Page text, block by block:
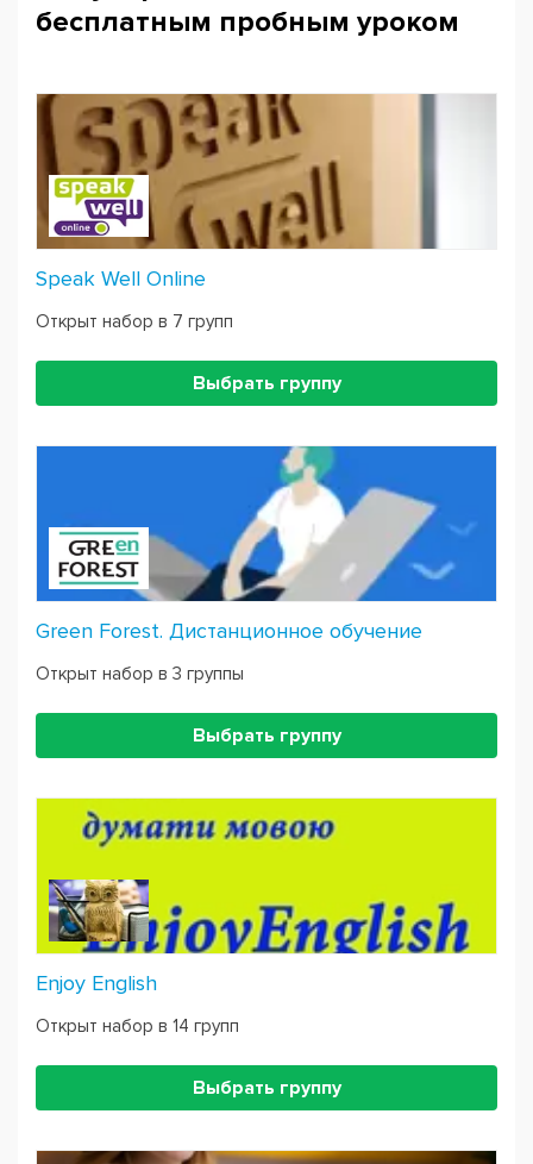
бесплатным пробным уроком
Speak Well Online
Открыт набор в 7 групп
Выбрать группу
Green Forest. Дистанционное обучение
Открыт набор в 3 группы
Выбрать группу
Enjoy English
Открыт набор в 14 групп
Выбрать группу